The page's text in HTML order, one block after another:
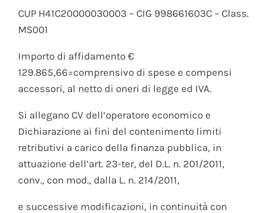
CUP H41C20000030003 – CIG 998661603C – Class.
MS001
Importo di affidamento €
129.865,66=comprensivo di spese e compensi
accessori, al netto di oneri di legge ed IVA.
Si allegano CV dell’operatore economico e
Dichiarazione ai fini del contenimento limiti
retributivi a carico della finanza pubblica, in
attuazione dell’art. 23-ter, del D.L. n. 201/2011,
conv., con mod., dalla L. n. 214/2011,
e successive modificazioni, in continuità con